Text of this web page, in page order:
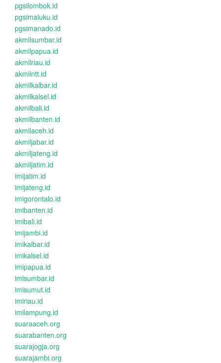
pgsilombok.id
pgsimaluku.id
pgsimanado.id
akmilsumbar.id
akmilpapua.id
akmilriau.id
akmilntt.id
akmilkalbar.id
akmilkalsel.id
akmilbali.id
akmilbanten.id
akmilaceh.id
akmiljabar.id
akmiljateng.id
akmiljatim.id
imijatim.id
imijateng.id
imigorontalo.id
imibanten.id
imibali.id
imijambi.id
imikalbar.id
imikalsel.id
imipapua.id
imisumbar.id
imisumut.id
imiriau.id
imilampung.id
suaraaceh.org
suarabanten.org
suarajogja.org
suarajambi.org